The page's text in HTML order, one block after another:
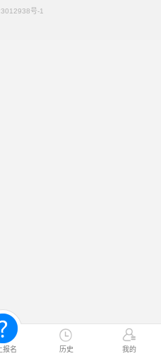
报名 历史 我的
号-1